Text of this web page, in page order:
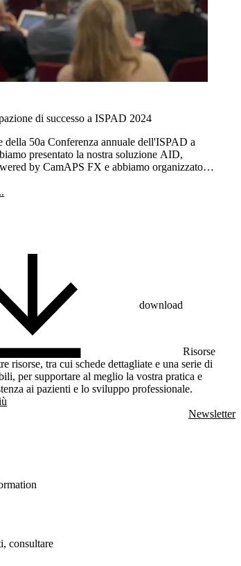
di successo a ISPAD 2024
della 50a Conferenza annuale dell'ISPAD a
presentato la nostra soluzione AID,
by CamAPS FX e abbiamo organizzato
dell'insulina con CamAPS FX per gestire il
download
Risorse
risorse, tra cui schede dettagliate e una serie di
per supportare al meglio la vostra pratica e
ai pazienti e lo sviluppo professionale.
Newsletter
consultare